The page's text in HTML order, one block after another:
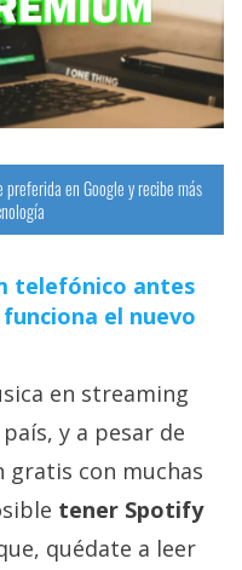
en Google y recibe más
telefónico antes
el nuevo
en streaming
y a pesar de
gratis con muchas
tener Spotify
quédate a leer